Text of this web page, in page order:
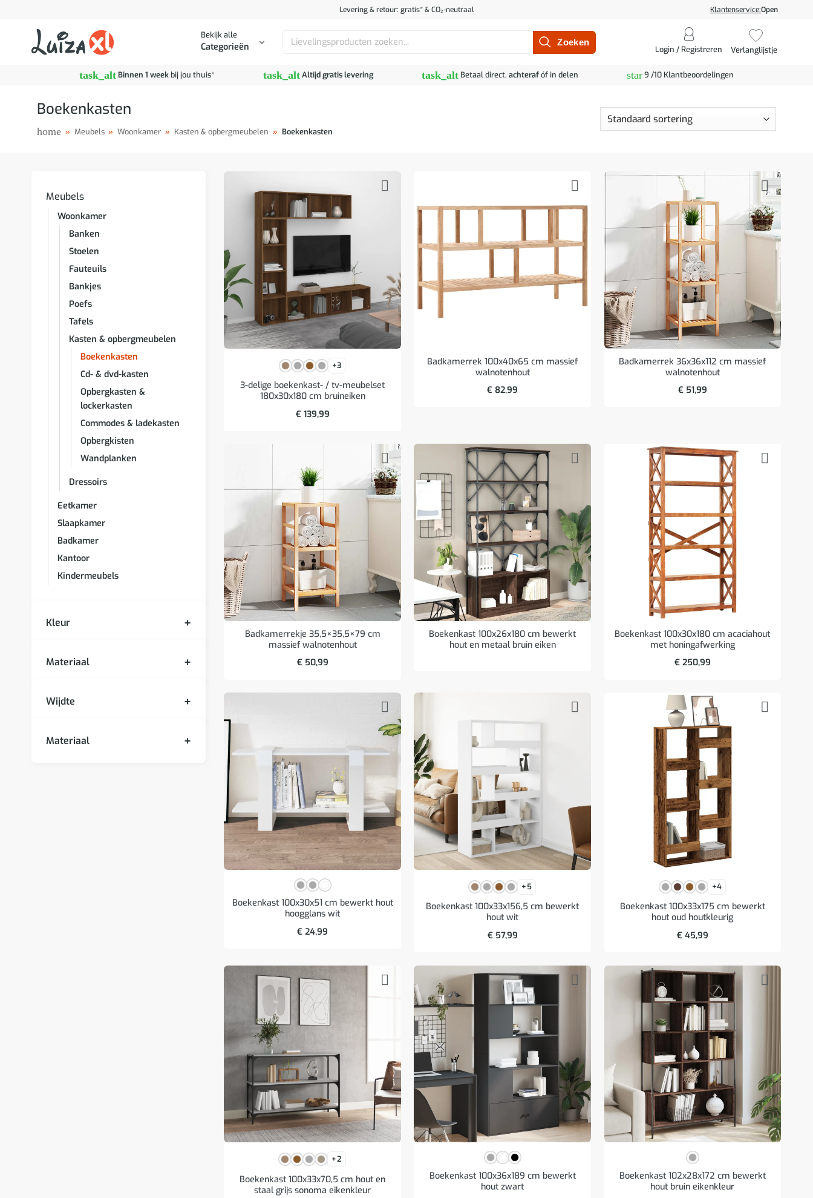
Levering & retour: gratis* & CO₂-neutraal Klantenservice:Open
Bekijk alle
Categorieën
Zoeken
Login / Registreren Verlanglijstje
task_altBinnen 1 weekbij jou thuis* task_altAltijd gratis levering task_alt Betaal direct, achterafóf in delen star9 /10 Klantbeoordelingen
Boekenkasten
home » Meubels » Woonkamer » Kasten & opbergmeubelen » Boekenkasten
Meubels
Woonkamer
Banken
Stoelen
Fauteuils
Bankjes
Poefs
Tafels
Kasten & opbergmeubelen
Boekenkasten
Cd- & dvd-kasten
Opbergkasten &
lockerkasten
Commodes & ladekasten
Opbergkisten
Wandplanken
Dressoirs
Eetkamer
Slaapkamer
Badkamer
Kantoor
Kindermeubels
Kleur
Materiaal
Wijdte
Materiaal
+3
3-delige boekenkast- / tv-meubelset
180x30x180 cm bruineiken
€139,99
Badkamerrek 100x40x65 cm massief
walnotenhout
€ 82,99
Badkamerrek 36x36x112 cm massief
walnotenhout
€51,99
Badkamerrekje 35,5×35,5×79 cm
massief walnotenhout
€50,99
Boekenkast 100x26x180 cm bewerkt
hout en metaal bruin eiken
Boekenkast 100x30x180 cm acaciahout
met honingafwerking
€250,99
Boekenkast 100x30x51 cm bewerkt hout
hoogglans wit
€ 24,99
+5
Boekenkast 100x33x156,5 cm bewerkt
hout wit
€57,99
+4
Boekenkast 100x33x175 cm bewerkt
hout oud houtkleurig
€45,99
+2
Boekenkast 100x33x70,5 cm hout en
staal grijs sonoma eikenkleur
Boekenkast 100x36x189 cm bewerkt
hout zwart
Boekenkast 102x28x172 cm bewerkt
hout bruin eikenkleur